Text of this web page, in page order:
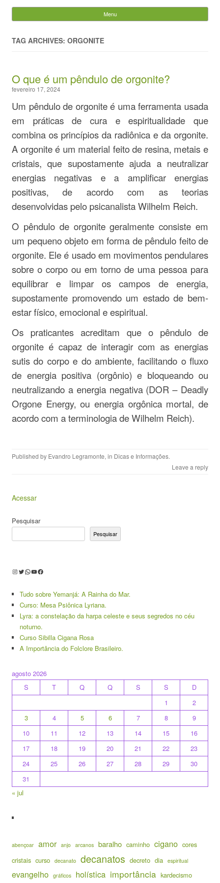
Evandro Legramonte
por:
Menu
TAG ARCHIVES: ORGONITE
O que é um pêndulo de orgonite?
fevereiro 17, 2024
Um pêndulo de orgonite é uma ferramenta usada
em práticas de cura e espiritualidade que
combina os princípios da radiônica e da orgonite.
A orgonite é um material feito de resina, metais e
cristais, que supostamente ajuda a neutralizar
energias negativas e a amplificar energias
positivas, de acordo com as teorias
desenvolvidas pelo psicanalista Wilhelm Reich.
O pêndulo de orgonite geralmente consiste em
um pequeno objeto em forma de pêndulo feito de
orgonite. Ele é usado em movimentos pendulares
sobre o corpo ou em torno de uma pessoa para
equilibrar e limpar os campos de energia,
supostamente promovendo um estado de bem-
estar físico, emocional e espiritual.
Os praticantes acreditam que o pêndulo de
orgonite é capaz de interagir com as energias
sutis do corpo e do ambiente, facilitando o fluxo
de energia positiva (orgônio) e bloqueando ou
neutralizando a energia negativa (DOR – Deadly
Orgone Energy, ou energia orgônica mortal, de
acordo com a terminologia de Wilhelm Reich).
Published by Evandro Legramonte, in Dicas e Informações.
Leave a reply
Acessar
Pesquisar
Pesquisar
Instagram
Twitter
WhatsApp
Youtube
Facebook
Tudo sobre Yemanjá: A Rainha do Mar.
Curso: Mesa Psiônica Lyriana.
Lyra: a constelação da harpa celeste e seus segredos no céu
noturno.
Curso Sibilla Cigana Rosa
A Importância do Folclore Brasileiro.
agosto 2026
S
T Q Q S S
D
1
2
3
4 5 6 7 8
9
10
11 12 13 14 15
16
17
18 19 20 21 22
23
24
25 26 27 28 29
30
31
« jul
abençoar amor anjo arcanos baralho caminho cigano cores
cristais curso decanato decanatos decreto dia espiritual
evangelho gráficos holística importância kardecismo